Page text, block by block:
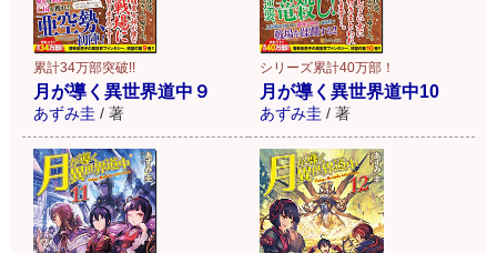
累計34万部突破!!
月が導く異世界道中９
あずみ圭 / 著
シリーズ累計40万部！
月が導く異世界道中10
あずみ圭 / 著